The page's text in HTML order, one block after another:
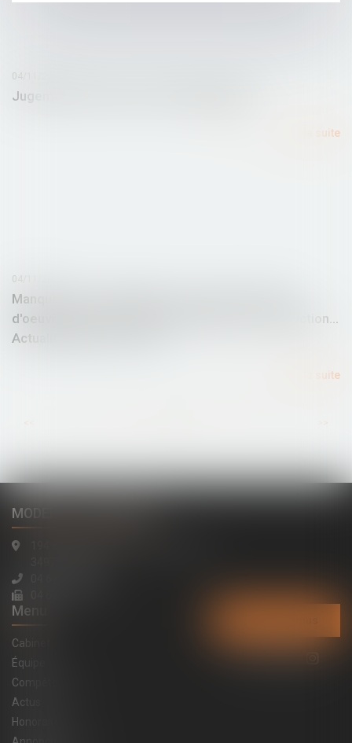
Jugement de divorce et bail d'habitation
04/11/2015
Lire la suite
Manquement à l'obligation de conseil du maître
d'oeuvre quant aux risques d'édifier une construction...
Actualités du Droit- Lamy
04/11/2015
Lire la suite
<< >>
MODELE ALTERNATIVE
Menu
Cabinet
Équipe
Compétences
Actus
Honoraires